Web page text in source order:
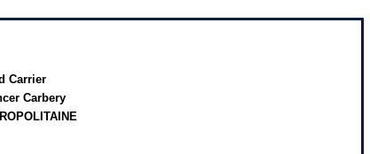
Carrier
Carbery